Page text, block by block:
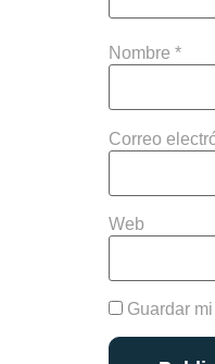
Nombre *
Correo
Web
Guardar